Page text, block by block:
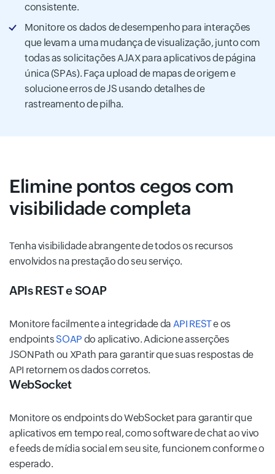
consistente.
Monitore os dados de desempenho para interações
que levam a uma mudança de visualização, junto com
todas as solicitações AJAX para aplicativos de página
única (SPAs). Faça upload de mapas de origem e
solucione erros de JS usando detalhes de
rastreamento de pilha.
Elimine pontos cegos com
visibilidade completa
Tenha visibilidade abrangente de todos os recursos
envolvidos na prestação do seu serviço.
APIs REST e SOAP
Monitore facilmente a integridade da API RESTe os
endpoints SOAP do aplicativo. Adicione asserções
JSONPath ou XPath para garantir que suas respostas de
API retornem os dados corretos.
WebSocket
Monitore os endpoints do WebSocket para garantir que
aplicativos em tempo real, como software de chat ao vivo
e feeds de mídia social em seu site, funcionem conforme o
esperado.